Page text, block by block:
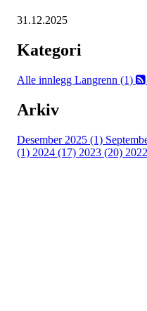
31.12.2025
Kategori
Alle innlegg Langrenn (1)
Arkiv
Desember 2025 (1)
(1) 2024 (17) 2023 (20)